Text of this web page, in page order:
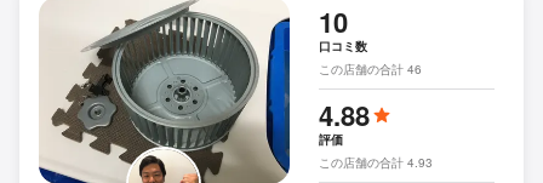
10
口コミ数
この店舗の合計 46
4.88
評価
この店舗の合計 4.93